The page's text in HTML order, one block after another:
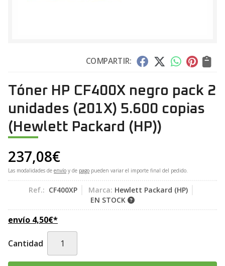
COMPARTIR:
Tóner HP CF400X negro pack 2
unidades (201X) 5.600 copias
(Hewlett Packard (HP))
237,08€
Las modalidades de envío y de pago pueden variar el importe final del pedido.
Ref.: CF400XP Marca: Hewlett Packard (HP)
EN STOCK
envío 4,50€*
Cantidad